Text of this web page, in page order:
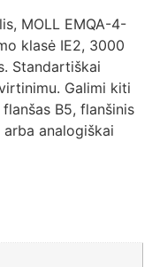
MOLL EMQA-4-
klasė IE2, 3000
Standartiškai
Galimi kiti
B5, flanšinis
analogiškai